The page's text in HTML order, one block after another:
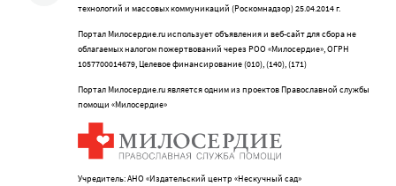
технологий и массовых коммуникаций (Роскомнадзор) 25.04.2014 г.
Портал Милосердие.ru использует объявления и веб-сайт для сбора не
облагаемых налогом пожертвований через РОО «Милосердие», ОГРН
1057700014679, Целевое финансирование (010), (140), (171)
Портал Милосердие.ru является одним из проектов Православной службы
помощи «Милосердие»
Учредитель: АНО «Издательский центр «Нескучный сад»